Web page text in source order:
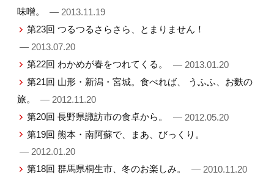
味噌。
— 2013.11.19
第23回 つるつるさらさら、とまりません！
— 2013.07.20
第22回 わかめが春をつれてくる。
— 2013.01.20
第21回 山形・新潟・宮城。食べれば、 うふふ、お麩の
旅。
— 2012.11.20
第20回 長野県諏訪市の食卓から。
— 2012.05.20
第19回 熊本・南阿蘇で、まあ、びっくり。
— 2012.01.20
第18回 群馬県桐生市、冬のお楽しみ。
— 2010.11.20